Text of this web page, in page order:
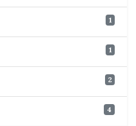
1
1
2
4